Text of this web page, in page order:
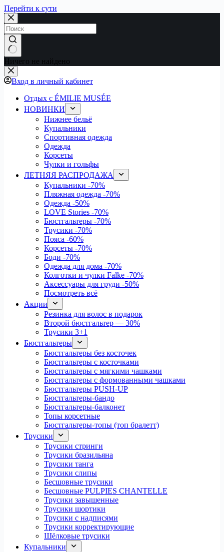
Перейти к сути
Ничего не найдено
Вход в личный кабинет
Отдых с ÉMILIE MUSÉE
НОВИНКИ
Нижнее бельё
Купальники
Спортивная одежда
Одежда
Корсеты
Чулки и гольфы
ЛЕТНЯЯ РАСПРОДАЖА
Купальники -70%
Пляжная одежда -70%
Одежда -50%
LOVE Stories -70%
Бюстгальтеры -70%
Трусики -70%
Пояса -60%
Корсеты -70%
Боди -70%
Одежда для дома -70%
Колготки и чулки Falke -70%
Аксессуары для груди -50%
Посмотреть всё
Акции
Резинка для волос в подарок
Второй бюстгальтер — 30%
Трусики 3+1
Бюстгальтеры
Бюстгальтеры без косточек
Бюстгальтеры с косточками
Бюстгальтеры с мягкими чашками
Бюстгальтеры с формованными чашками
Бюстгальтеры PUSH-UP
Бюстгальтеры-бандо
Бюстгальтеры-балконет
Топы корсетные
Бюстгальтеры-топы (топ бралетт)
Трусики
Трусики стринги
Трусики бразильяна
Трусики танга
Трусики слипы
Бесшовные трусики
Бесшовные PULPIES CHANTELLE
Трусики завышенные
Трусики шортики
Трусики с надписями
Трусики корректирующие
Шёлковые трусики
Купальники